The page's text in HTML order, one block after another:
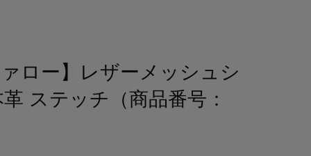
ロー】レザーメッシュシ
ステッチ（商品番号：